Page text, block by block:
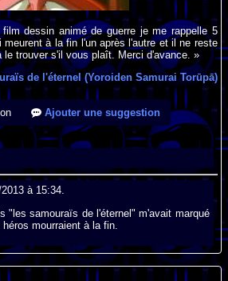
dessin animé de guerre je me rappelle 5
à la fin l'un après l'autre et il ne reste
le trouver s'il vous plaît. Merci d'avance. »
de l'éternel (Yoroiden Samurai Torūpā)
Ajouter une suggestion
à 15:34.
"les samouraïs de l'éternel" m'avait marqué
mourraient à la fin.